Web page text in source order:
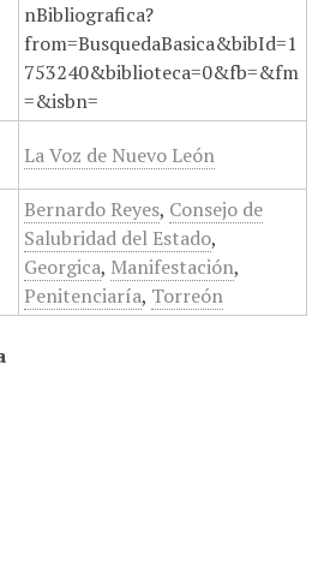
nBibliografica?
from=BusquedaBasica&bibId=1
753240&biblioteca=0&fb=&fm
=&isbn=
La Voz de Nuevo León
Bernardo Reyes, Consejo de
Salubridad del Estado,
Georgica, Manifestación,
Penitenciaría, Torreón